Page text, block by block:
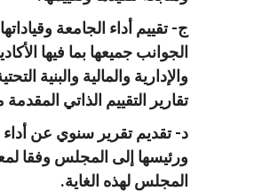
ج- تقييم أداء الجامعة
الجوانب جميعها بما فيها
والإدارية والمالية والبنية
تقارير التقييم الذاتي المقدمة
د- تقديم تقرير سنوي عن أداء
ورئيسها إلى المجلس وفقا
المجلس لهذه الغاية.